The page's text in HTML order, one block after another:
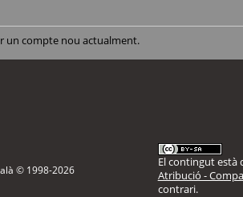
un compte nou actualment.
© 1998-2026
El contingut està
Atribució -
contrari.